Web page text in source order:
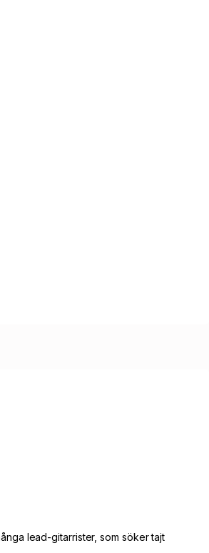
lead-gitarrister, som söker tajt